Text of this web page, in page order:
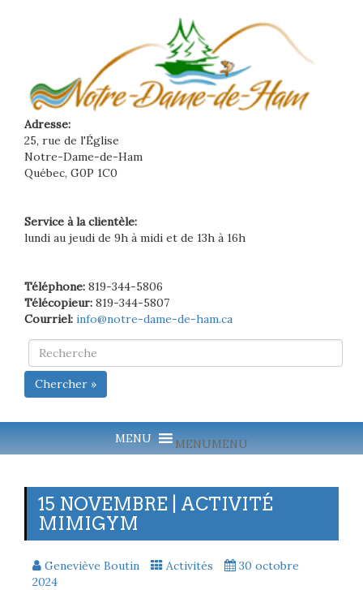
Adresse:
25, rue de l'Église
Notre-Dame-de-Ham
Québec, G0P 1C0
Service à la clientèle:
lundi au jeudi de 9h à midi et de 13h à 16h
Téléphone: 819-344-5806
Télécopieur: 819-344-5807
Courriel: info@notre-dame-de-ham.ca
Chercher »
MENUMENU
15 NOVEMBRE | ACTIVITÉ
MIMIGYM
Geneviève Boutin Activités
30 octobre
2024